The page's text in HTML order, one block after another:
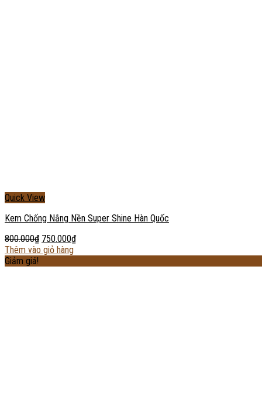
Quick View
Kem Chống Nắng Nền Super Shine Hàn Quốc
800.000₫ 750.000₫
Thêm vào giỏ hàng
Giảm giá!